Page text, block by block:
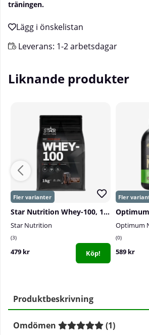
träningen.
Leverans: 1-2 arbetsdagar
Liknande produkter
Star Nutrition Whey-100, 1 kg
Star Nutrition
3
479 kr Köp!
Optimum
0
589 kr
Produktbeskrivning
Omdömen (1)